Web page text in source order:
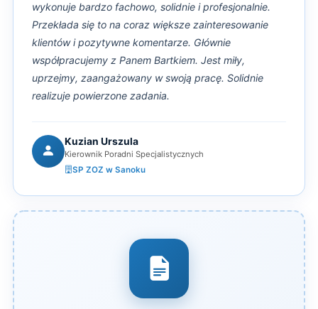
wykonuje bardzo fachowo, solidnie i profesjonalnie.
Przekłada się to na coraz większe zainteresowanie
klientów i pozytywne komentarze. Głównie
współpracujemy z Panem Bartkiem. Jest miły,
uprzejmy, zaangażowany w swoją pracę. Solidnie
realizuje powierzone zadania.
Kuzian Urszula
Kierownik Poradni Specjalistycznych
SP ZOZ w Sanoku